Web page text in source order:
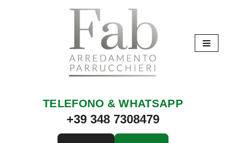
TELEFONO & WHATSAPP
+39 348 7308479